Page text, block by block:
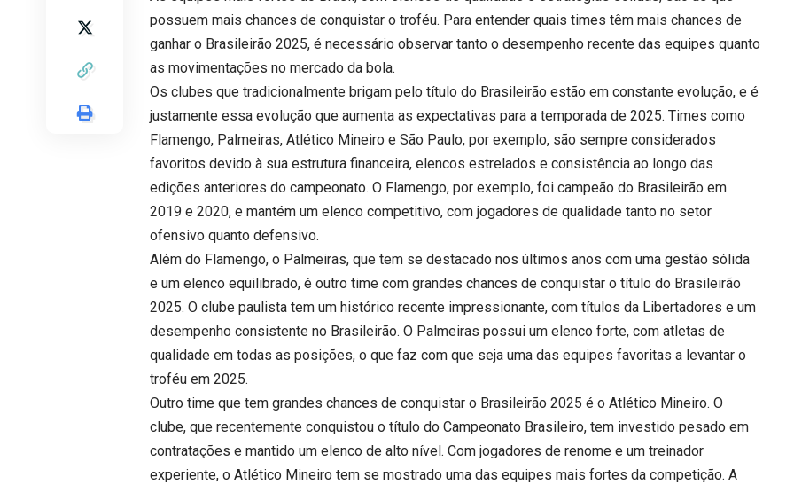
possuem mais chances de conquistar o troféu. Para entender quais times têm mais chances de
ganhar o Brasileirão 2025, é necessário observar tanto o desempenho recente das equipes quanto
as movimentações no mercado da bola.
Os clubes que tradicionalmente brigam pelo título do Brasileirão estão em constante evolução, e é
justamente essa evolução que aumenta as expectativas para a temporada de 2025. Times como
Flamengo, Palmeiras, Atlético Mineiro e São Paulo, por exemplo, são sempre considerados
favoritos devido à sua estrutura financeira, elencos estrelados e consistência ao longo das
edições anteriores do campeonato. O Flamengo, por exemplo, foi campeão do Brasileirão em
2019 e 2020, e mantém um elenco competitivo, com jogadores de qualidade tanto no setor
ofensivo quanto defensivo.
Além do Flamengo, o Palmeiras, que tem se destacado nos últimos anos com uma gestão sólida
e um elenco equilibrado, é outro time com grandes chances de conquistar o título do Brasileirão
2025. O clube paulista tem um histórico recente impressionante, com títulos da Libertadores e um
desempenho consistente no Brasileirão. O Palmeiras possui um elenco forte, com atletas de
qualidade em todas as posições, o que faz com que seja uma das equipes favoritas a levantar o
troféu em 2025.
Outro time que tem grandes chances de conquistar o Brasileirão 2025 é o Atlético Mineiro. O
clube, que recentemente conquistou o título do Campeonato Brasileiro, tem investido pesado em
contratações e mantido um elenco de alto nível. Com jogadores de renome e um treinador
experiente, o Atlético Mineiro tem se mostrado uma das equipes mais fortes da competição. A